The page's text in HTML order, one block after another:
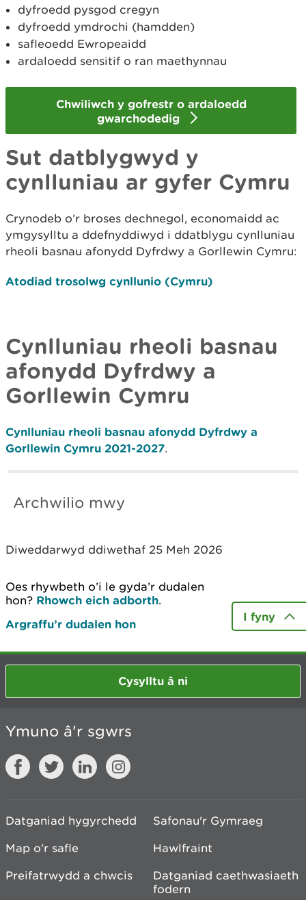
dyfroedd pysgod cregyn
dyfroedd ymdrochi (hamdden)
safleoedd Ewropeaidd
ardaloedd sensitif o ran maethynnau
Chwiliwch y gofrestr o ardaloedd
gwarchodedig
Sut datblygwyd y
cynlluniau ar gyfer Cymru
Crynodeb o’r broses dechnegol, economaidd ac
ymgysylltu a ddefnyddiwyd i ddatblygu cynlluniau
rheoli basnau afonydd Dyfrdwy a Gorllewin Cymru:
Atodiad trosolwg cynllunio (Cymru)
Cynlluniau rheoli basnau
afonydd Dyfrdwy a
Gorllewin Cymru
Cynlluniau rheoli basnau afonydd Dyfrdwy a
Gorllewin Cymru 2021-2027.
Archwilio mwy
Diweddarwyd ddiwethaf 25 Meh 2026
Oes rhywbeth o’i le gyda’r dudalen
hon? Rhowch eich adborth.
Argraffu’r dudalen hon
I fyny
Cysylltu â ni
Ymuno â'r sgwrs
Datganiad hygyrchedd
Safonau'r Gymraeg
Map o'r safle
Hawlfraint
Preifatrwydd a chwcis
Datganiad caethwasiaeth
fodern